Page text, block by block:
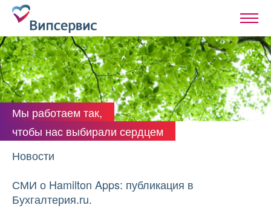
Мы работаем так,
чтобы нас выбирали сердцем
Новости
СМИ о Hamilton Apps: публикация в
Бухгалтерия.ru.